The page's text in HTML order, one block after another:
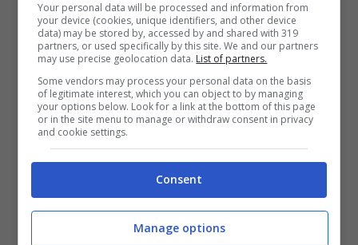
La serie in effetti è stata una pietra miliare
della comedy all’italiana, cui hanno preso
parte attori di grande calibro. Nel cast
della serie ritroviamo infatti
Pannofino, Alessandro Tiberi, Caterina
Guzzanti, Carolina Crescentini, Pietro
Your personal data will be processed and information from
your device (cookies, unique identifiers, and other device
data) may be stored by, accessed by and shared with 319
partners, or used specifically by this site. We and our partners
may use precise geolocation data. List of partners.
Some vendors may process your personal data on the basis
of legitimate interest, which you can object to by managing
your options below. Look for a link at the bottom of this page
or in the site menu to manage or withdraw consent in privacy
and cookie settings.
Consent
Manage options